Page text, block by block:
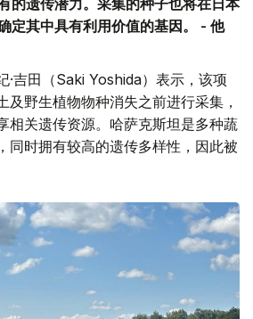
的遗传潜力。采集的种子也将在日本
定其中具有利用价值的基因。 - 他
·吉田（Saki Yoshida）表示，该项
及野生植物物种消失之前进行采集，
相关遗传资源。哈萨克斯坦是多种蔬
同时拥有较高的遗传多样性，因此被